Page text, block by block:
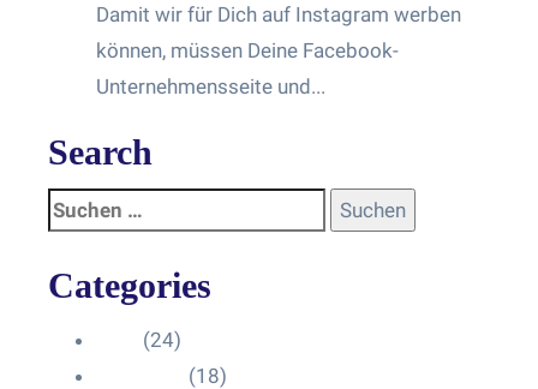
Damit wir für Dich auf Instagram werben
können, müssen Deine Facebook-
Unternehmensseite und...
Search
Categories
(24)
(18)